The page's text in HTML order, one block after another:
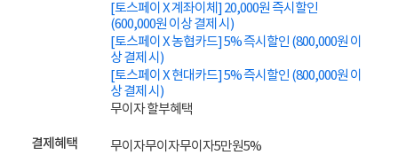
[토스페이 X 계좌이체] 20,000원 즉시할인
(600,000원 이상 결제 시)
[토스페이 X 농협카드] 5% 즉시할인 (800,000원 이
상 결제 시)
[토스페이 X 현대카드] 5% 즉시할인 (800,000원 이
상 결제 시)
무이자 할부혜택
결제혜택 무이자무이자무이자5만원5%